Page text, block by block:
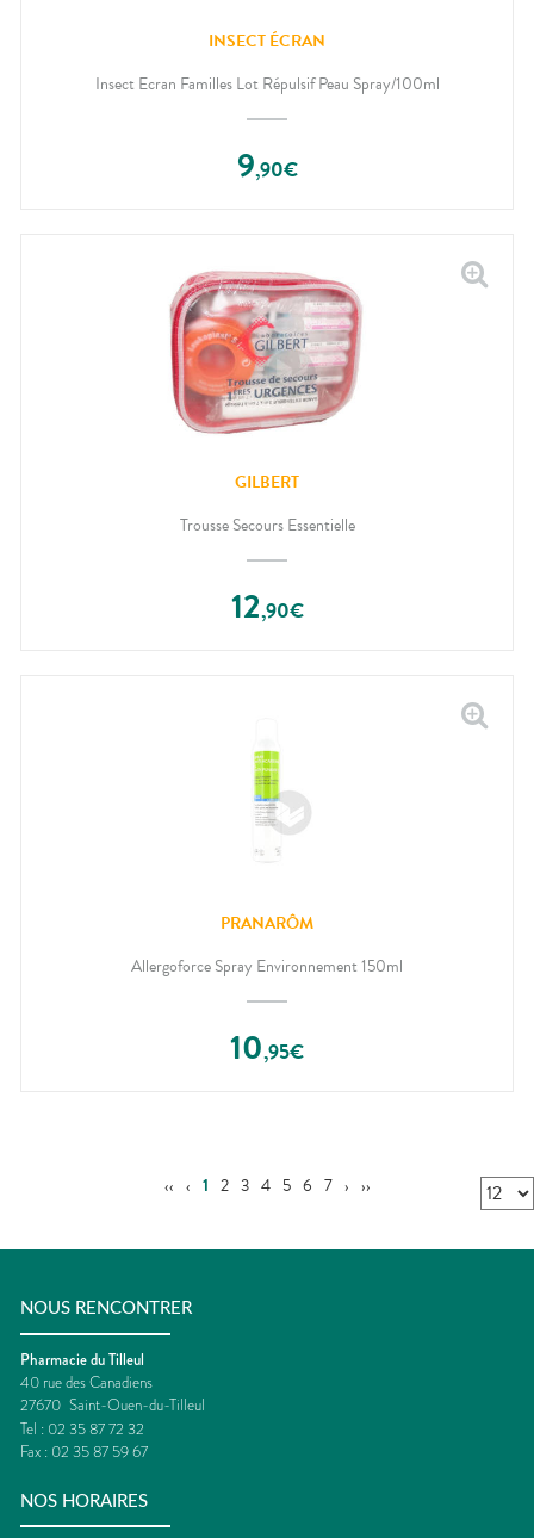
INSECT ÉCRAN
Insect Ecran Familles Lot Répulsif Peau Spray/100ml
9,90€
GILBERT
Trousse Secours Essentielle
12,90€
PRANARÔM
Allergoforce Spray Environnement 150ml
10,95€
‹‹ ‹ 1 2 3 4 5 6 7 › ››
NOUS RENCONTRER
Pharmacie du Tilleul
40 rue des Canadiens
27670 Saint-Ouen-du-Tilleul
Tel : 02 35 87 72 32
Fax : 02 35 87 59 67
NOS HORAIRES